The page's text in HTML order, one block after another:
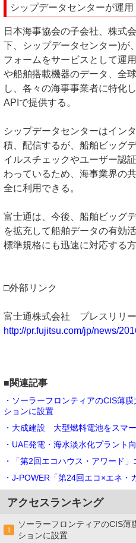
シップデータセンターが運用
日本海事協会の子会社、株式
下、シップデータセンター)が
フォームをサービスとして運
や船舶搭載機器のデータ、全
し、各々の海事事業者に特化
APIで提供する。
シップデータセンターはイン
積、配信するが、船舶ビッグ
イルスチェックやユーザー認
わっているため、海事業界の
全に利用できる。
富士通は、今後、船舶ビッグ
を拡充して船舶データの有効
標準規格にも迅速に対応する方
□外部リンク
富士通株式会社 プレスリリ
http://pr.fujitsu.com/jp/news/
■関連記事
・ソーラーフロンティアのCIS薄
ションに設置
・大成建設 大型燃料電池をスマ
・UAE発電・海水淡水化プラント
・「第2回エコハウス・アワード
・J-POWER「第24回エコ×エネ・
アクセスランキング
1
ソーラーフロンティアのCIS
ションに設置